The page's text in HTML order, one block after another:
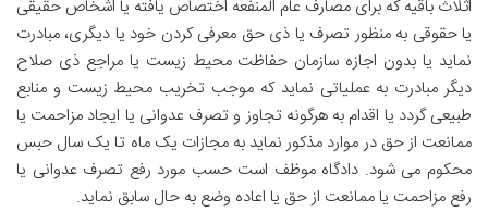
اثلاث باقیه که برای مصارف عام المنفعه اختصاص یافته یا اشخاص حقیقی
یا حقوقی به منظور تصرف یا ذی حق معرفی کردن خود یا دیگری، مبادرت
نماید یا بدون اجازه سازمان حفاظت محیط زیست یا مراجع ذی صلاح
دیگر مبادرت به عملیاتی نماید که موجب تخریب محیط زیست و منابع
طبیعی گردد یا اقدام به هرگونه تجاوز و تصرف عدوانی یا ایجاد مزاحمت یا
ممانعت از حق در موارد مذکور نماید به مجازات یک ماه تا یک سال حبس
محکوم می شود. دادگاه موظف است حسب مورد رفع تصرف عدوانی یا
رفع مزاحمت یا ممانعت از حق یا اعاده وضع به حال سابق نماید.